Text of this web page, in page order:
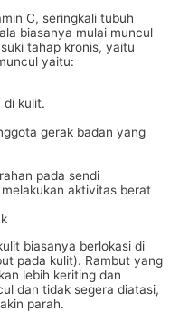
C, seringkali tubuh
biasanya mulai muncul
tahap kronis, yaitu
yaitu:
di kulit.
gerak badan yang
pada sendi
aktivitas berat
biasanya berlokasi di
pada kulit). Rambut yang
lebih keriting dan
dan tidak segera diatasi,
parah.